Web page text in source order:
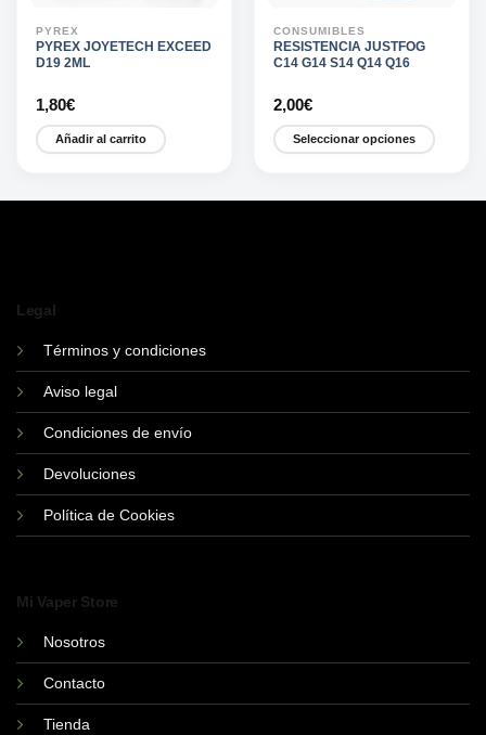
PYREX
PYREX JOYETECH EXCEED
D19 2ML
1,80€
Añadir al carrito
CONSUMIBLES
RESISTENCIA JUSTFOG
C14 G14 S14 Q14 Q16
2,00€
Seleccionar opciones
elegir
la
Legal
Términos y condiciones
Aviso legal
Condiciones de envío
Devoluciones
Política de Cookies
Mi Vaper Store
Nosotros
Contacto
Tienda